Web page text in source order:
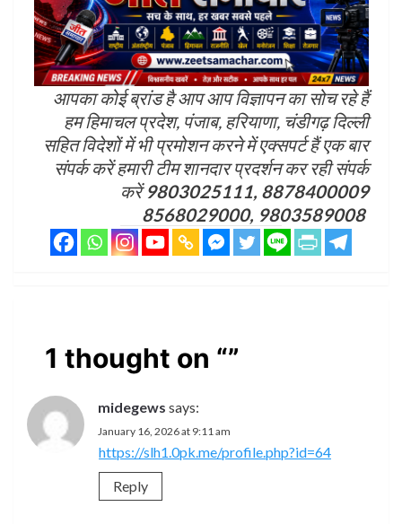
आपका कोई ब्रांड है आप आप विज्ञापन का सोच रहे हैं
हम हिमाचल प्रदेश, पंजाब, हरियाणा, चंडीगढ़ दिल्ली
सहित विदेशों में भी प्रमोशन करने में एक्सपर्ट हैं एक बार
संपर्क करें हमारी टीम शानदार प्रदर्शन कर रही संपर्क
करें9803025111, 8878400009
8568029000, 9803589008
1 thought on “”
midegews says:
January 16, 2026 at 9:11 am
https://slh1.0pk.me/profile.php?id=64
Reply